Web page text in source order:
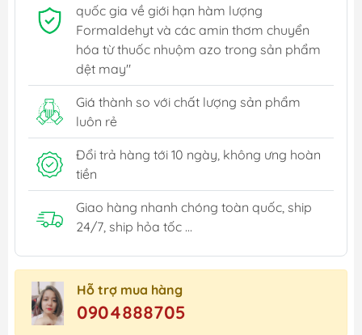
quốc gia về giới hạn hàm lượng
Formaldehyt và các amin thơm chuyển
hóa từ thuốc nhuộm azo trong sản phẩm
dệt may"
Giá thành so với chất lượng sản phẩm
luôn rẻ
Đổi trả hàng tới 10 ngày, không ưng hoàn
tiền
Giao hàng nhanh chóng toàn quốc, ship
24/7, ship hỏa tốc ...
Hỗ trợ mua hàng
0904888705